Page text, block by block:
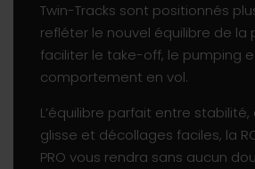
Twin-Tracks sont positionnés
refléter le nouvel équilibre de la
faciliter le take-off, le pumping
comportement en vol.
L’équilibre parfait entre
glisse et décollages faciles, la
PRO vous rendra sans aucun